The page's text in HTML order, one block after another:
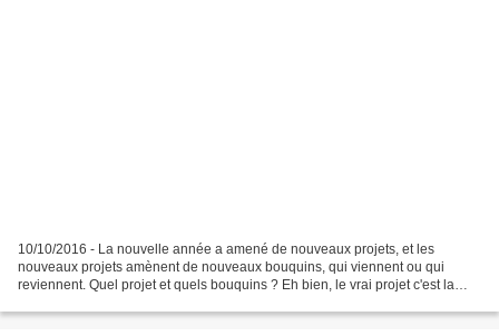
10/10/2016 - La nouvelle année a amené de nouveaux projets, et les
nouveaux projets amènent de nouveaux bouquins, qui viennent ou qui
reviennent. Quel projet et quels bouquins ? Eh bien, le vrai projet c'est la